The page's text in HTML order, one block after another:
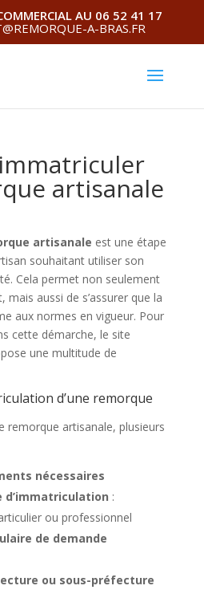
AU 06 52 41 17
A-BRAS.FR
artisanale
artisanale est une étape
souhaitant utiliser son
Cela permet non seulement
mais aussi de s’assurer que la
aux normes en vigueur. Pour
cette démarche, le site
une multitude de
d’une remorque
remorque artisanale, plusieurs
nécessaires
d’immatriculation :
ou professionnel
de demande
ou sous-préfecture